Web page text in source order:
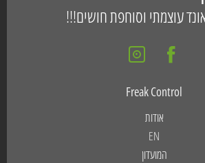
עוצמתי וסוחפת חושים!!!
Freak Control
אודות
EN
המועדון